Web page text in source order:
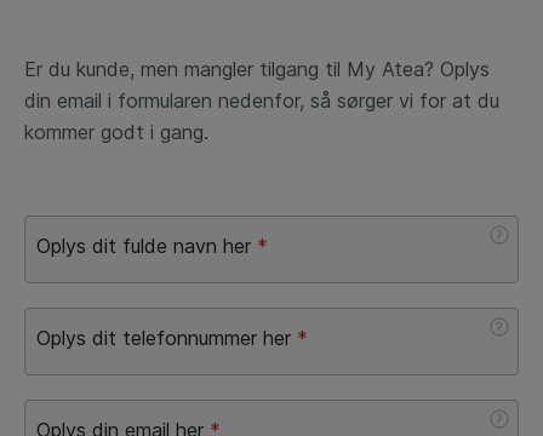
Er du kunde, men mangler tilgang til My Atea? Oplys
din email i formularen nedenfor, så sørger vi for at du
kommer godt i gang.
Oplys dit fulde navn her * ?
Oplys dit telefonnummer her * ?
Oplys din email her * ?